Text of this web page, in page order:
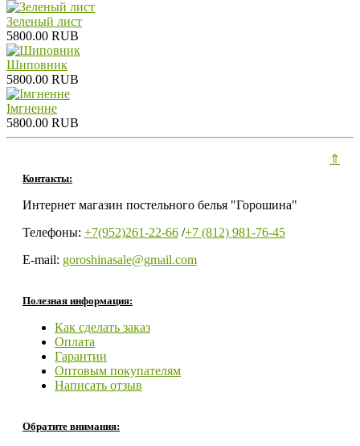
Зеленый лист
5800.00 RUB
Шиповник
5800.00 RUB
Iмгненне
5800.00 RUB
Контакты:
Интернет магазин постельного белья "Горошина"
Телефоны: +7(952)261-22-66 /+7 (812) 981-76-45
E-mail: goroshinasale@gmail.com
Полезная информация:
Как сделать заказ
Оплата
Гарантии
Оптовым покупателям
Написать отзыв
Обратите внимания:
⇑